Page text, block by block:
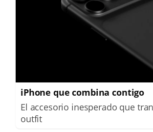
iPhone que combina contigo
El accesorio inesperado que
outfit